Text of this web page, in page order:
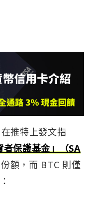
推特上發文指
者保護基金」（SA
額，而 BTC 則僅